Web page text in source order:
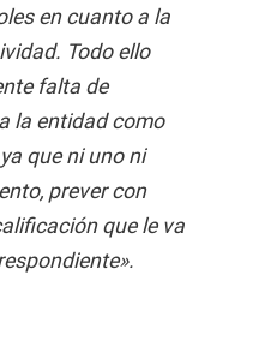
en cuanto a la
Todo ello
falta de
la entidad como
que ni uno ni
prever con
que le va